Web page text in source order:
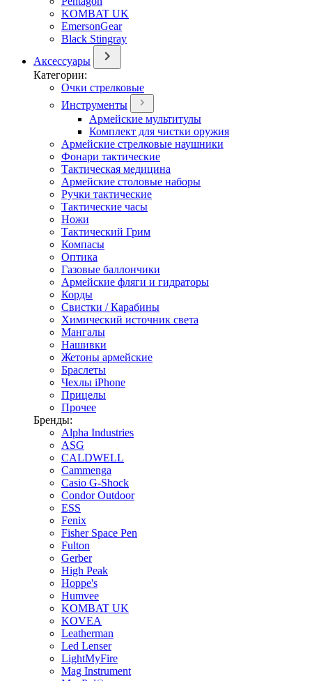
KOMBAT UK
EmersonGear
Black Stingray
Аксессуары
Категории:
Очки стрелковые
Инструменты
Армейские мультитулы
Комплект для чистки оружия
Армейские стрелковые наушники
Фонари тактические
Тактическая медицина
Армейские столовые наборы
Ручки тактические
Тактические часы
Ножи
Тактический Грим
Компасы
Оптика
Газовые баллончики
Армейские фляги и гидраторы
Корды
Свистки / Карабины
Химический источник света
Мангалы
Нашивки
Жетоны армейские
Браслеты
Чехлы iPhone
Прицелы
Прочее
Бренды:
Alpha Industries
ASG
CALDWELL
Cammenga
Casio G-Shock
Condor Outdoor
ESS
Fenix
Fisher Space Pen
Fulton
Gerber
High Peak
Hoppe's
Humvee
KOMBAT UK
KOVEA
Leatherman
Led Lenser
LightMyFire
Mag Instrument